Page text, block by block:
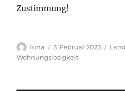
Zustimmung!
Autor
luna
Veröffentlicht
am
3. Februar 2023
Wohnungslosigkeit